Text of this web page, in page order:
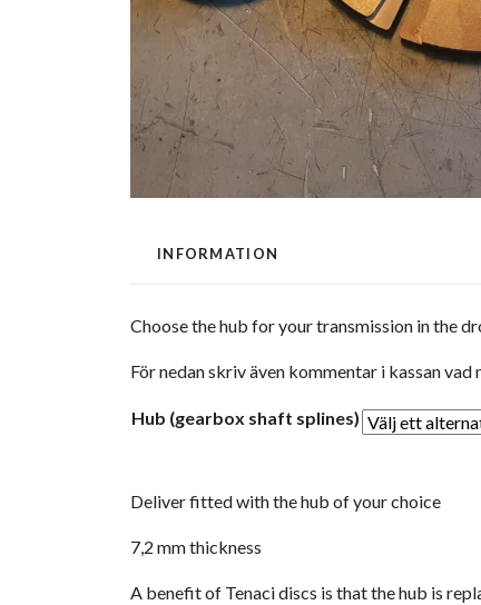
INFORMATION
Choose the hub for your transmission in the
För nedan skriv även kommentar i kassan vad
Hub (gearbox shaft splines)
Deliver fitted with the hub of your choice
7,2 mm thickness
A benefit of Tenaci discs is that the hub is